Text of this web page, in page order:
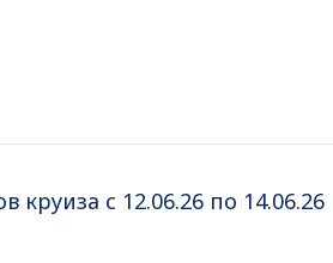
круиза с 12.06.26 по 14.06.26